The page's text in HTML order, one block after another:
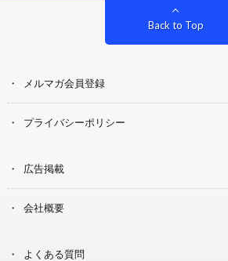
Back to Top
メルマガ会員登録
プライバシーポリシー
広告掲載
会社概要
よくある質問